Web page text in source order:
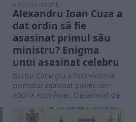
ARTICOLE ONLINE
Alexandru Ioan Cuza a
dat ordin să fie
asasinat primul său
ministru? Enigma
unui asasinat celebru
Barbu Catargiu a fost victima
primului asasinat politic din
istoria României. Desemnat de
către Alexandru Ioan...